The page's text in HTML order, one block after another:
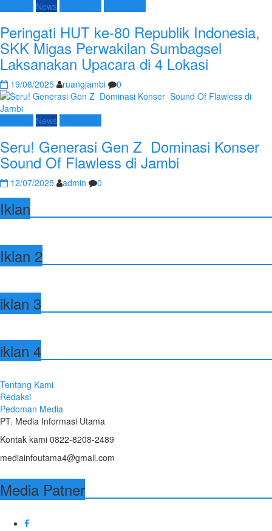
News
Peringati HUT ke-80 Republik Indonesia,
SKK Migas Perwakilan Sumbagsel
Laksanakan Upacara di 4 Lokasi
19/08/2025 ruangjambi 0
News
Seru! Generasi Gen Z Dominasi Konser
Sound Of Flawless di Jambi
12/07/2025 admin 0
Iklan
Iklan 2
iklan 3
iklan 4
Tentang Kami
Redaksi
Pedoman Media
PT. Media Informasi Utama
Kontak kami 0822-8208-2489
mediainfoutama4@gmail.com
Media Patner